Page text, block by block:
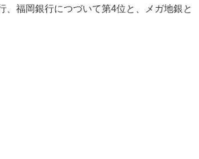
、福岡銀行につづいて第4位と、メガ地銀と